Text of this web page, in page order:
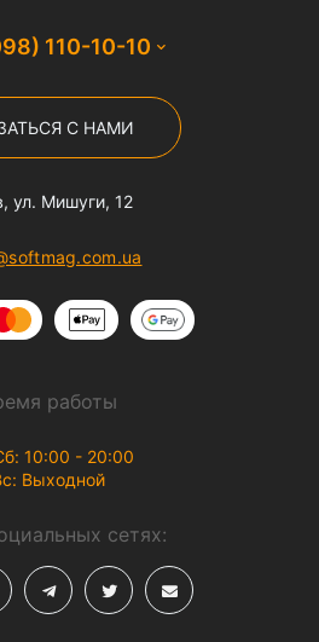
110-10-10
С НАМИ
ул. Мишуги, 12
работы
10:00 - 20:00
Выходной
сетях: